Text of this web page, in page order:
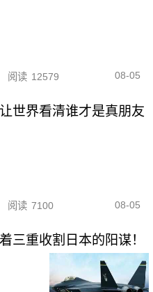
阅读 12579 08-05
世界看清谁才是真朋友
阅读 7100 08-05
三重收割日本的阳谋！